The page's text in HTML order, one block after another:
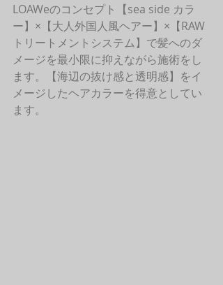
LOAWeのコンセプト【sea side カラ
ー】×【大人外国人風ヘアー】×【RAW
トリートメントシステム】で髪へのダ
メージを最小限に抑えながら施術をし
ます。【海辺の抜け感と透明感】をイ
メージしたヘアカラーを得意としてい
ます。